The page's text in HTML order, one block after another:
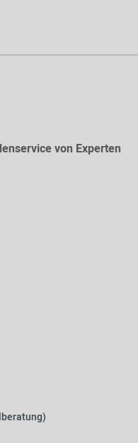
von Experten